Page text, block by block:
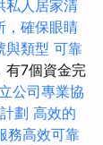
私人居家清
，確保眼睛
與類型 可靠
有7個資金完
公司專業協
劃 高效的
務高效可靠